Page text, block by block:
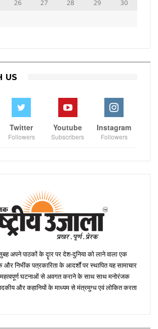
26 27 28 29
30
US
Twitter
Followers
Youtube
Subscribers
Instagram
Followers
अपने पाठकों के दॄार पर देश-दुनिया को लाने वाला एक
निभींक पत्रकारिता के आदर्शों पर स्थापित यह सामाचार
घटनाओं से अवगत कराने के साथ साथ मनोरंजक
और कहानियों के माध्यम से मंत्रमुग्ध एवं लोकित करता